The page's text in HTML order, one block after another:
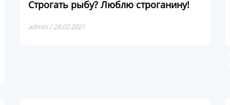
Строгать рыбу? Люблю строганину!
admin / 28.02.2021